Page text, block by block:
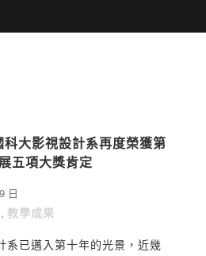
大影視設計系再度榮獲第
五項大獎肯定
日
, 教學成果
系已邁入第十年的光景，近幾